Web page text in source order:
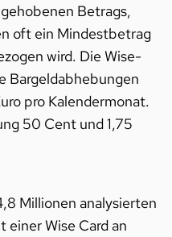
Betrags,
oft ein Mindestbetrag
wird. Die Wise-
Bargeldabhebungen
pro Kalendermonat.
50 Cent und 1,75
Millionen analysierten
einer Wise Card an